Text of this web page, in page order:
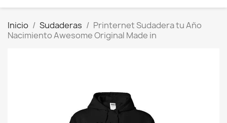
Inicio Sudaderas
Printernet Sudadera tu Año
Nacimiento Awesome Original Made in